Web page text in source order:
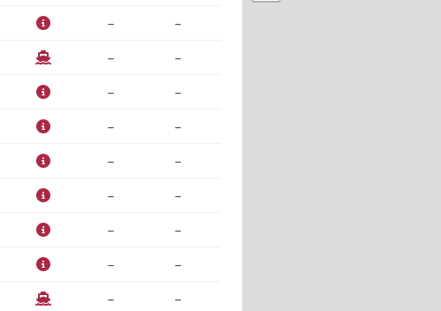
– –
– –
– –
– –
– –
– –
– –
– –
– –